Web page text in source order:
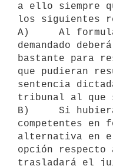
a ello siempre
los siguientes
A)     Al
demandado
bastante para
que pudieran
sentencia
tribunal al que
B)     Si
competentes en
alternativa en
opción
trasladará el